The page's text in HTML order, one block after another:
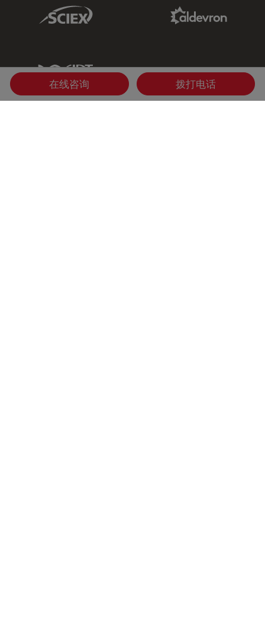
Sciex Link
IDT Link
在线咨询 拨打电话